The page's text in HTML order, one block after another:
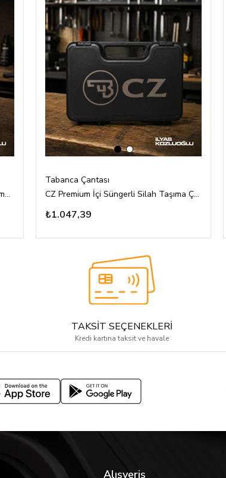
Glock Premium İçi Süngerli Silah Taşıma Çantası
Tabanca Çantası
CZ Premium İçi Süngerli Silah Taşıma Çantası
₺1.047,39
TAKSİT SEÇENEKLERİ
Kredi kartına taksit ve havale
Alışveriş